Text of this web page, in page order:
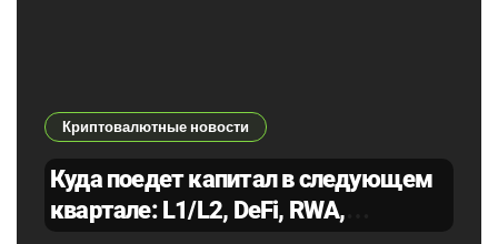
Криптовалютные новости
Куда поедет капитал в следующем
квартале: L1/L2, DeFi, RWA,